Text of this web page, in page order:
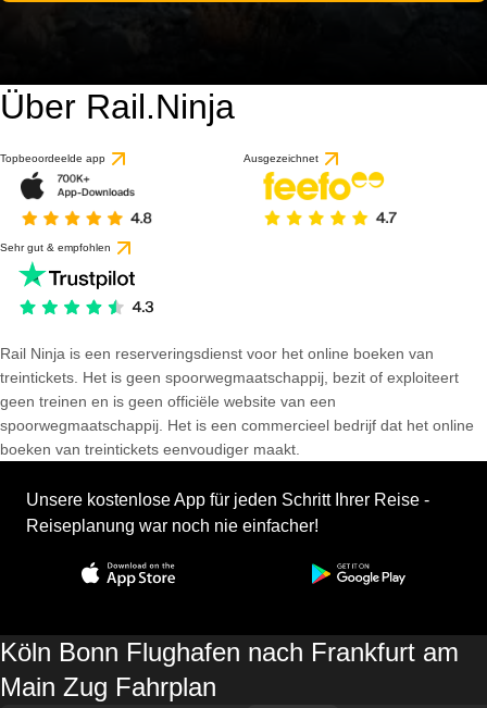
Über Rail.Ninja
Topbeoordeelde app Ausgezeichnet
Sehr gut & empfohlen
Rail Ninja is een reserveringsdienst voor het online boeken van
treintickets. Het is geen spoorwegmaatschappij, bezit of exploiteert
geen treinen en is geen officiële website van een
spoorwegmaatschappij. Het is een commercieel bedrijf dat het online
boeken van treintickets eenvoudiger maakt.
Unsere kostenlose App für jeden Schritt Ihrer Reise -
Reiseplanung war noch nie einfacher!
Köln Bonn Flughafen nach Frankfurt am
Main Zug Fahrplan